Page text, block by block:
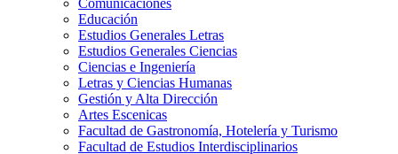
Comunicaciones
Educación
Estudios Generales Letras
Estudios Generales Ciencias
Ciencias e Ingeniería
Letras y Ciencias Humanas
Gestión y Alta Dirección
Artes Escenicas
Facultad de Gastronomía, Hotelería y Turismo
Facultad de Estudios Interdisciplinarios